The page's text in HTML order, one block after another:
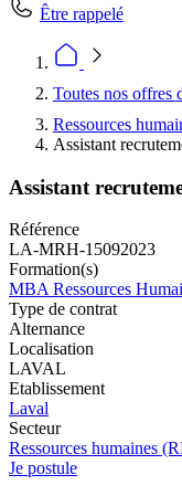
Être rappelé
Toutes nos offres
Ressources
Assistant
Assistant
Référence
LA-MRH-15092023
Formation(s)
MBA Ressources
Type de contrat
Alternance
Localisation
LAVAL
Etablissement
Laval
Secteur
Ressources humaines
Je postule